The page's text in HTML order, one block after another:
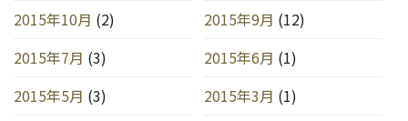
2015年10月 (2) 2015年9月 (12)
2015年7月 (3) 2015年6月 (1)
2015年5月 (3) 2015年3月 (1)